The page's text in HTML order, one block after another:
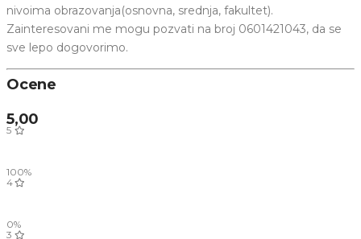
nivoima obrazovanja(osnovna, srednja, fakultet).
Zainteresovani me mogu pozvati na broj 0601421043, da se
sve lepo dogovorimo.
Ocene
5,00
5
100%
4
0%
3